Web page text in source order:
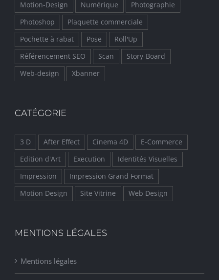
Motion-Design
Numérique
Photographie
Photoshop
Plaquette commerciale
Pochette à rabat
Pose
Roll'Up
Référencement SEO
Scan
Story-Board
Web-design
Xbanner
CATÉGORIE
3 D After Effect Cinema 4D
E-Commerce
Edition d'Art
Execution
Identités Visuelles
Impression
Impression Grand Format
Motion Design
Site Vitrine Web Design
MENTIONS LÉGALES
Mentions légales